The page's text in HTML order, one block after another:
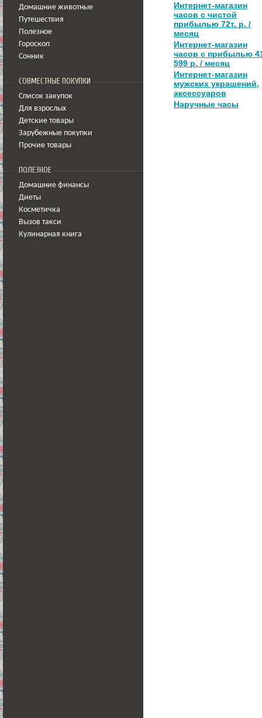
Домашние животные
Путешествия
Полезное
Гороскоп
Сонник
СОВМЕСТНЫЕ ПОКУПКИ
Список закупок
Для взрослых
Детские товары
Зарубежные покупки
Прочие товары
ПОЛЕЗНОЕ
Домашние финансы
Диеты
Косметичка
Вызов такси
Кулинарная книга
Интернет-магазин
часов с чистой
прибылью 72т. р. /
месяц
Интернет-магазин
часов с прибылью
599 р. / месяц
Интернет-магазин
мужских украшений,
аксессуаров
Наручные часы